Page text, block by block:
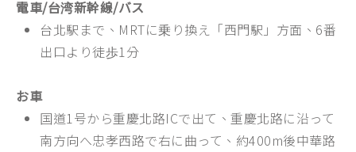
電車/台湾新幹線/バス
台北駅まで、MRTに乗り換え「西門駅」方面、6番
出口より徒歩1分
お車
国道1号から重慶北路ICで出て、重慶北路に沿って
南方向へ忠孝西路で右に曲って、約400m後中華路